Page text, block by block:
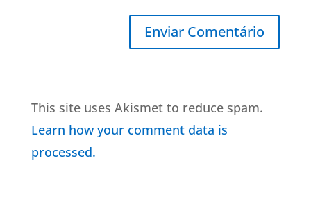
This site uses Akismet to reduce spam.
Learn how your comment data is
processed.